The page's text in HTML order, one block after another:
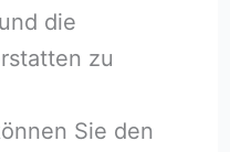
die
zu
Sie den